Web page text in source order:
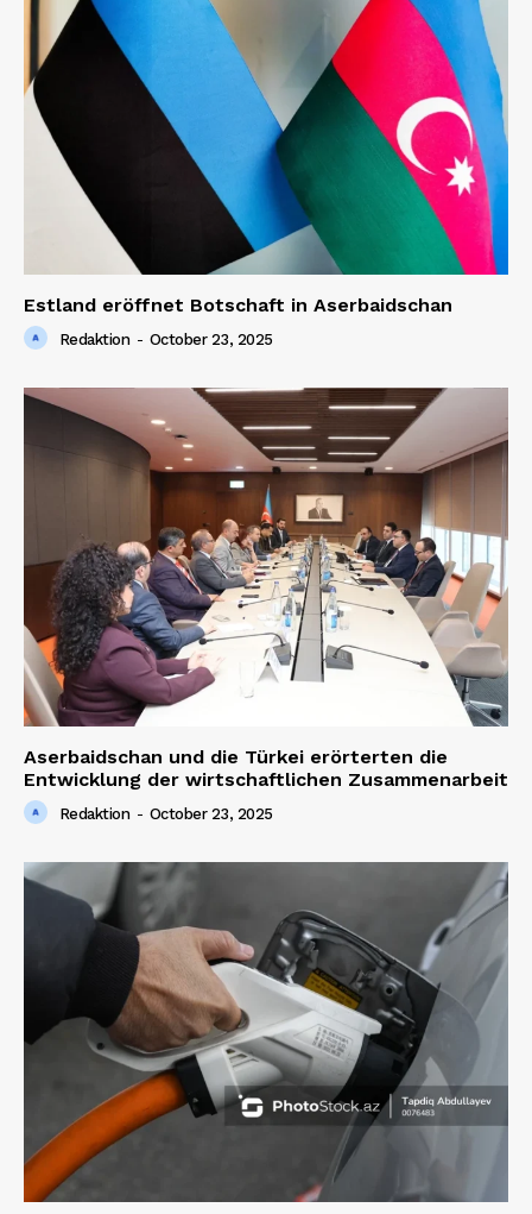
Estland eröffnet Botschaft in Aserbaidschan
Redaktion - October 23, 2025
Aserbaidschan und die Türkei erörterten die
Entwicklung der wirtschaftlichen Zusammenarbeit
Redaktion - October 23, 2025